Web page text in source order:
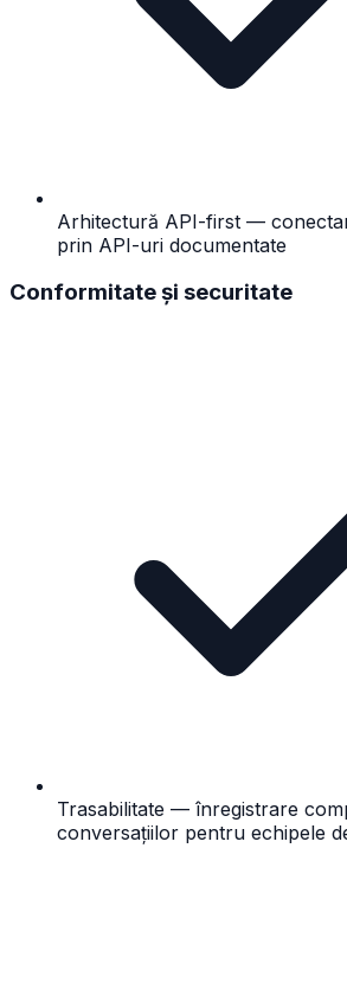
Arhitectură API-first —
prin API-uri documentate
Conformitate și securitate
Trasabilitate — înregistrare
conversațiilor pentru echipele